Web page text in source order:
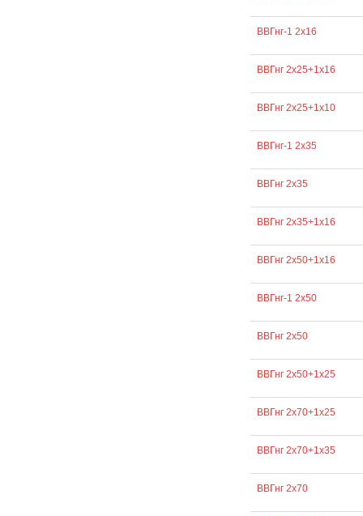
ВВГнг-1 2х16
ВВГнг 2х25+1х16
ВВГнг 2х25+1х10
ВВГнг-1 2х35
ВВГнг 2х35
ВВГнг 2х35+1х16
ВВГнг 2х50+1х16
ВВГнг-1 2х50
ВВГнг 2х50
ВВГнг 2х50+1х25
ВВГнг 2х70+1х25
ВВГнг 2х70+1х35
ВВГнг 2х70